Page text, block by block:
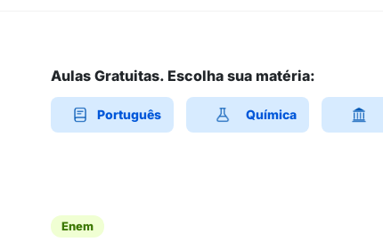
Aulas Gratuitas. Escolha sua matéria:
Português Química
Enem